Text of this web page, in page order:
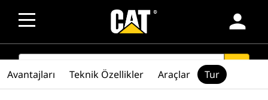
person
SEARCH
Avantajları Teknik Özellikler Araçlar Tur